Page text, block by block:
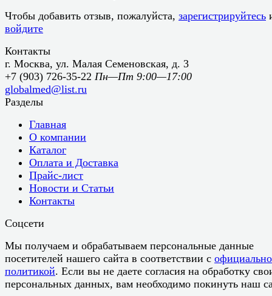
Чтобы добавить отзыв, пожалуйста, зарегистрируйтесь
войдите
Контакты
г. Москва, ул. Малая Семеновская, д. 3
+7 (903) 726-35-22 Пн—Пт 9:00—17:00
globalmed@list.ru
Разделы
Главная
О компании
Каталог
Оплата и Доставка
Прайс-лист
Новости и Статьи
Контакты
Соцсети
Мы получаем и обрабатываем персональные данные
посетителей нашего сайта в соответствии с
политикой. Если вы не даете согласия на обработку
персональных данных, вам необходимо покинуть наш